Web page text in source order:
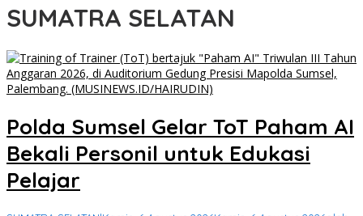
SUMATRA SELATAN
Polda Sumsel Gelar ToT Paham AI
Bekali Personil untuk Edukasi
Pelajar